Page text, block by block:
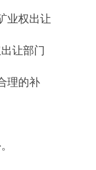
业权出让
让部门
理的补